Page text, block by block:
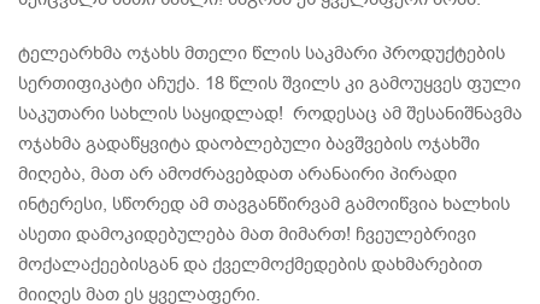
ტელეარხმა ოჯახს მთელი წლის საკმარი პროდუქტების
სერთიფიკატი აჩუქა. 18 წლის შვილს კი გამოუყვეს ფული
საკუთარი სახლის საყიდლად! როდესაც ამ შესანიშნავმა
ოჯახმა გადაწყვიტა დაობლებული ბავშვების ოჯახში
მიღება, მათ არ ამოძრავებდათ არანაირი პირადი
ინტერესი, სწორედ ამ თავგანწირვამ გამოიწვია ხალხის
ასეთი დამოკიდებულება მათ მიმართ! ჩვეულებრივი
მოქალაქეებისგან და ქველმოქმედების დახმარებით
მიიღეს მათ ეს ყველაფერი.